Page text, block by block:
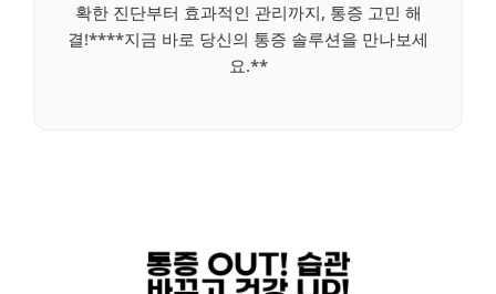
확한 진단부터 효과적인 관리까지, 통증 고민 해
결!****지금 바로 당신의 통증 솔루션을 만나보세
요.**